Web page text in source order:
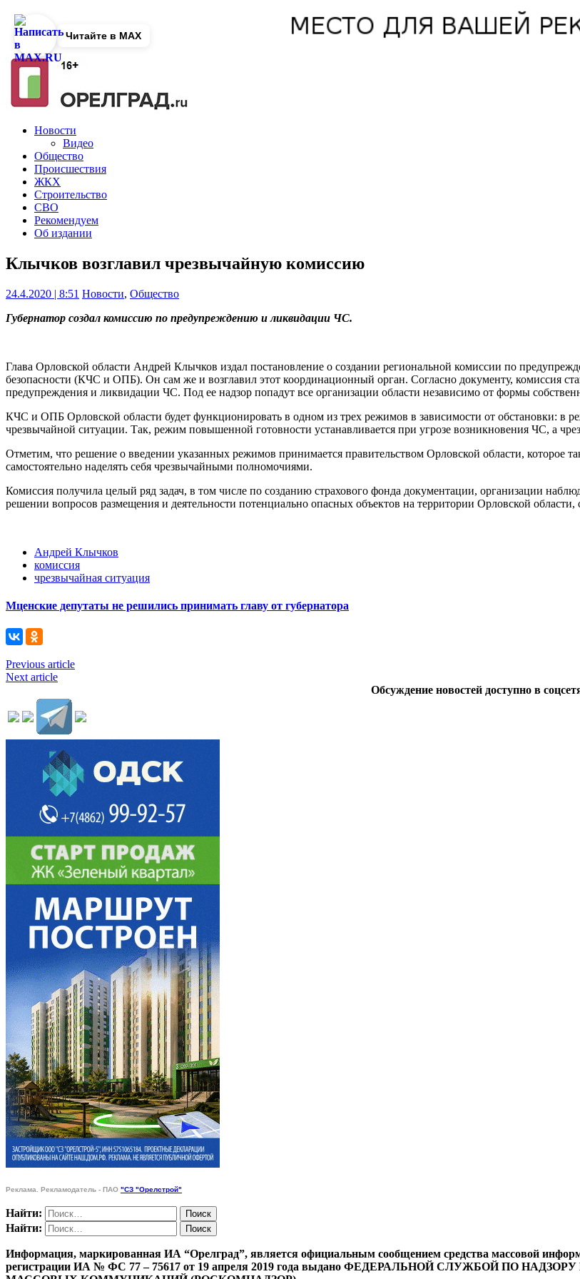
Новости
Видео
Общество
Происшествия
ЖКХ
Строительство
СВО
Рекомендуем
Об издании
Клычков возглавил чрезвычайную комиссию
24.4.2020 | 8:51 Новости, Общество
Губернатор создал комиссию по предупреждению и ликвидации ЧС.
Глава Орловской области Андрей Клычков издал постановление о создании региональной комиссии по
безопасности (КЧС и ОПБ). Он сам же и возглавил этот координационный орган. Согласно документу, комиссия
предупреждения и ликвидации ЧС. Под ее надзор попадут все организации области независимо от формы
КЧС и ОПБ Орловской области будет функционировать в одном из трех режимов в зависимости от обстановки: в
чрезвычайной ситуации. Так, режим повышенной готовности устанавливается при угрозе возникновения ЧС, а
Отметим, что решение о введении указанных режимов принимается правительством Орловской области, которое
самостоятельно наделять себя чрезвычайными полномочиями.
Комиссия получила целый ряд задач, в том числе по созданию страхового фонда документации, организации
решении вопросов размещения и деятельности потенциально опасных объектов на территории Орловской
Андрей Клычков
комиссия
чрезвычайная ситуация
Мценские депутаты не решились принимать главу от губернатора
Previous article
Next article
Обсуждение новостей доступно в
Реклама. Рекламодатель - ПАО "СЗ "Орелстрой"
Найти:
Найти:
Информация, маркированная ИА “Орелград”, является официальным сообщением средства массовой
регистрации ИА № ФС 77 – 75617 от 19 апреля 2019 года выдано ФЕДЕРАЛЬНОЙ СЛУЖБОЙ ПО
Читайте в MAX